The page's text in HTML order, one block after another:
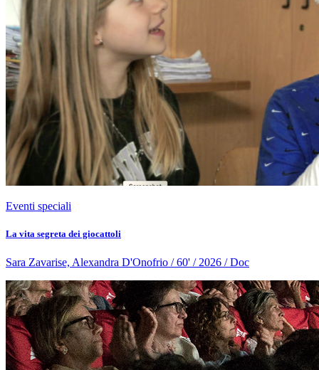
Eventi speciali
La vita segreta dei giocattoli
Sara Zavarise, Alexandra D'Onofrio / 60' / 2026 / Doc